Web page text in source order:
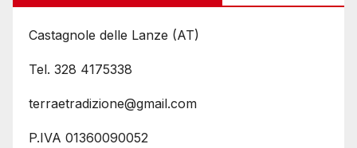
Castagnole delle Lanze (AT)
Tel. 328 4175338
terraetradizione@gmail.com
P.IVA 01360090052